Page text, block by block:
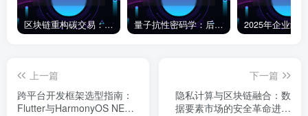
区块链重构碳交易：破解CBAM困局，MRV系统全链化革命启幕 量子抗性密码学：后量子时代区块链的生存指南
上一篇
跨平台开发框架选型指南：
Flutter与HarmonyOS NEXT
下一篇
隐私计算与区块链融合：数
据要素市场的安全革命进行